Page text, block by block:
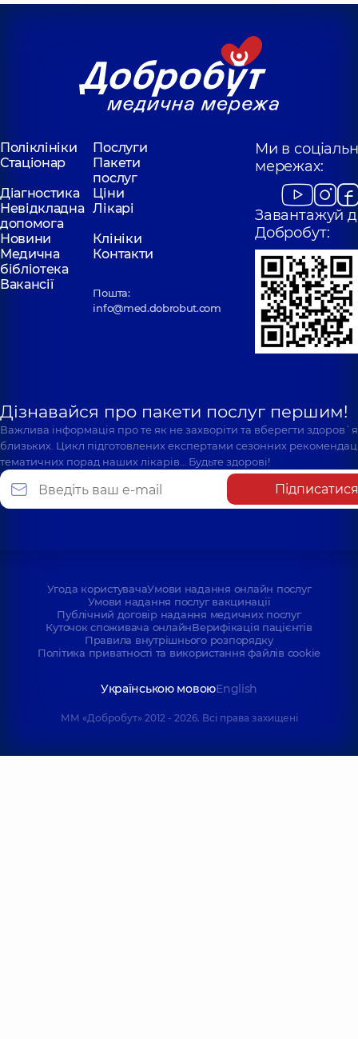
Хірург; Онколог;
Хірург; Хірург-
Войтко
Володимир
Олександрович
Линник Сергій
Вікторович
Хірург; Хірург-
онколог,
Поліклініки
Послуги
Стаціонар
Пакети
послуг
Діагностика
Ціни
Невідкладна
допомога
Лікарі
Новини
Клініки
Медична
бібліотека
Контакти
Вакансії
Пошта:
info@med.dobrobut.com
Ми в
мережах:
Завантажуй
Добробут:
Дізнавайся про пакети послуг першим!
Важлива інформація про те як не захворіти та вберегти
близьких. Цикл підготовлених експертами сезонних
тематичних порад наших лікарів… Будьте здорові!
Підписатися
Угода користувачаУмови надання онлайн послуг
Умови надання послуг вакцинації
Публічний договір надання медичних послуг
Куточок споживача онлайнВерифікація пацієнтів
Правила внутрішнього розпорядку
Політика приватності та використання файлів cookie
Українською мовоюEnglish
ММ «Добробут» 2012 - 2026. Всі права захищені